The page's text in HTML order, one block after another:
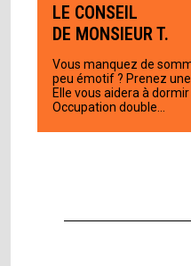
LE CONSEIL
DE MONSIEUR T.
Vous manquez de
peu émotif ? Prenez
Elle vous aidera à
Occupation double…